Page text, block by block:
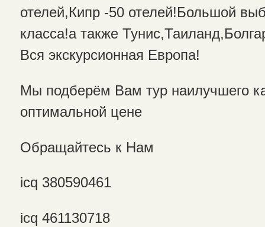
отелей,Кипр -50 отелей!Большой
класса!а также
Вся экскурсионная Европа!
Мы подберём Вам тур наилучшего
оптимальной цене
Обращайтесь к Нам
icq 380590461
icq 461130718